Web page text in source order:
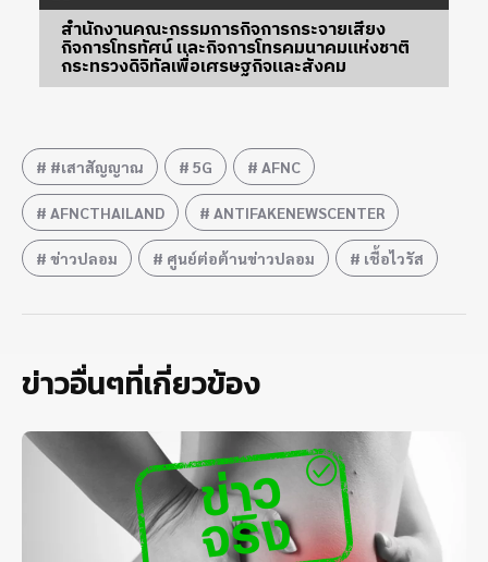
สำนักงานคณะกรรมการกิจการกระจายเสียง
กิจการโทรทัศน์ และกิจการโทรคมนาคมแห่งชาติ
กระทรวงดิจิทัลเพื่อเศรษฐกิจและสังคม
#เสาสัญญาณ 5G AFNC
AFNCTHAILAND ANTIFAKENEWSCENTER
ข่าวปลอม ศูนย์ต่อต้านข่าวปลอม เชื้อไวรัส
ข่าวอื่นๆที่เกี่ยวข้อง